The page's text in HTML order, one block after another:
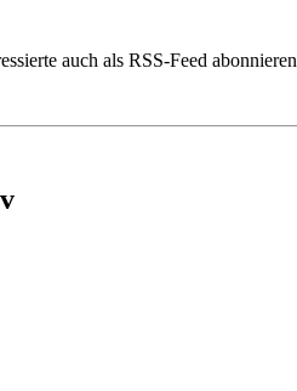
auch als RSS-Feed abonnieren